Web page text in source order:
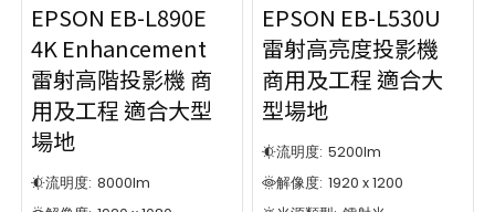
EPSON EB-L890E
4K Enhancement
雷射高階投影機 商
用及工程 適合大型
場地
流明度: 8000lm
EPSON EB-L530U
雷射高亮度投影機
商用及工程 適合大
型場地
流明度: 5200lm
解像度: 1920 x 1200